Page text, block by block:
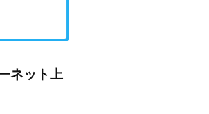
ネット上